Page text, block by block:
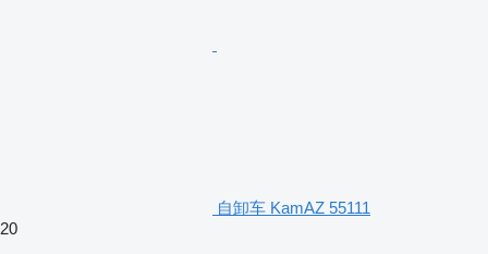
自卸车 KamAZ 55111
20